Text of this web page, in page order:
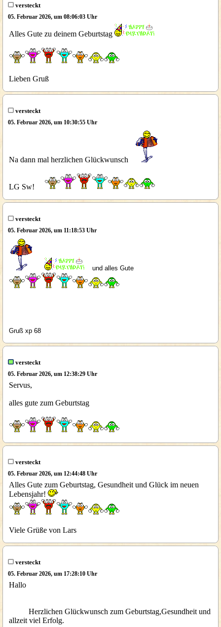
versteckt
05. Februar 2026, um 08:06:03 Uhr
Alles Gute zu deinem Geburtstag
Lieben Gruß
versteckt
05. Februar 2026, um 10:30:55 Uhr
Na dann mal herzlichen Glückwunsch
LG Sw!
versteckt
05. Februar 2026, um 11:18:53 Uhr
und alles Gute
Gruß xp 68
versteckt
05. Februar 2026, um 12:38:29 Uhr
Servus,
alles gute zum Geburtstag
versteckt
05. Februar 2026, um 12:44:48 Uhr
Alles Gute zum Geburtstag, Gesundheit und Glück im neuen
Lebensjahr!
Viele Grüße von Lars
versteckt
05. Februar 2026, um 17:28:10 Uhr
Hallo
Herzlichen Glückwunsch zum Geburtstag,Gesundheit und
allzeit viel Erfolg.